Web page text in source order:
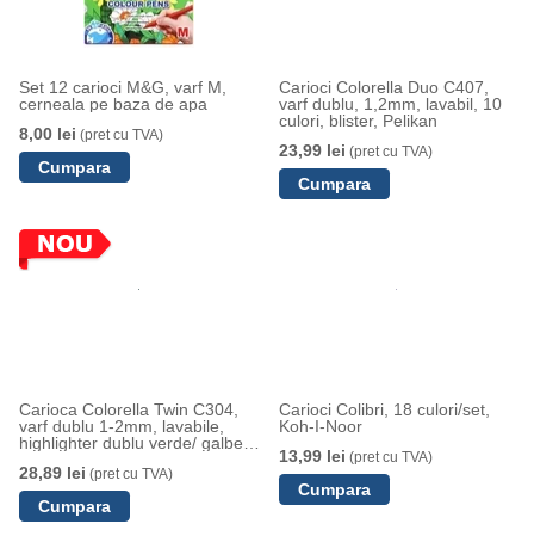
Set 12 carioci M&G, varf M,
cerneala pe baza de apa
8,00 lei (pret cu TVA)
Carioci Colorella Duo C407,
varf dublu, 1,2mm, lavabil, 10
culori, blister, Pelikan
23,99 lei (pret cu TVA)
Carioca Colorella Twin C304,
varf dublu 1-2mm, lavabile,
highlighter dublu verde/ galben,
28,89 lei (pret cu TVA)
Carioci Colibri, 18 culori/set,
Koh-I-Noor
13,99 lei (pret cu TVA)